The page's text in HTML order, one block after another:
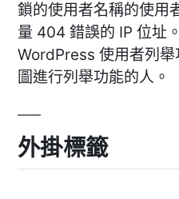
鎖的使用者名稱的使用
量 404 錯誤的 IP 位址
WordPress 使用者列
圖進行列舉功能的人。
外掛標籤